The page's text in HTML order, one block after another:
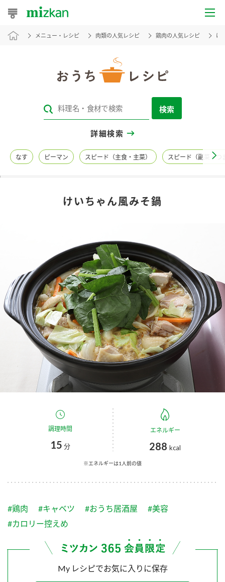
おうちレシピ
レシピカテゴリ一覧
レシピ名特集
酢 調味酢
お酢ドリンク ぽん酢
みりん風・料理酒 鍋用調味料
つゆ たれ
スープ 中華
ふりかけ おすしの素
炊き込みご飯の素 米飯用調味液
新商品一覧
キャンペーン情報
ブランド・スペシャルサイト
ブランド・スペシャルサイト トップ
商品ブランドサイト
Fibee（ファイビー）
くらしプラ酢
お酢ドリンク
つゆ
納豆のサイト
三ツ判山吹
企業情報
国内事業概要
企業理念
ミツカンの歴史
ミツカンを知る
環境への取り組み
MIM（ミツカンミュージアム）
お客様相談センター
お客様の声をいかしました
販売終了製品のご案内
メニュー・レシピ 肉類の人気レシピ 鶏肉の人気レシピ け
検索
詳細検索
なす ピーマン スピード（主食・主菜） スピード（副菜・つ
けいちゃん風みそ鍋
調理時間
15 分
エネルギー
288 kcal
※エネルギーは1人前の値
#鶏肉 #キャベツ #おうち居酒屋
#美容
#カロリー控えめ
My レシピでお気に入りに保存